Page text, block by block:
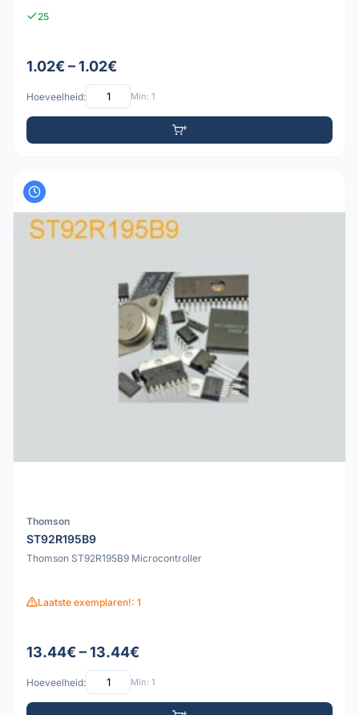
25
1.02€ – 1.02€
Hoeveelheid: Min: 1
Thomson
ST92R195B9
Thomson ST92R195B9 Microcontroller
Laatste exemplaren!: 1
13.44€ – 13.44€
Hoeveelheid: Min: 1